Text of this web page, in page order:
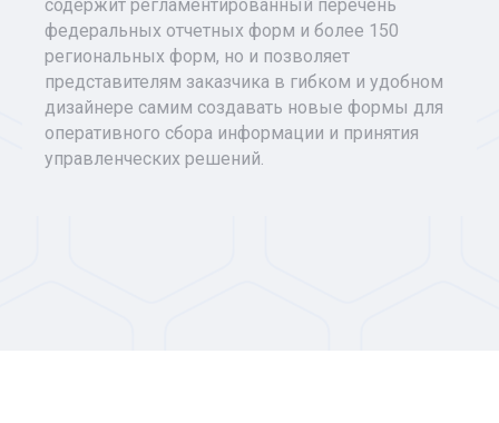
содержит регламентированный перечень
федеральных отчетных форм и более 150
региональных форм, но и позволяет
представителям заказчика в гибком и удобном
дизайнере самим создавать новые формы для
оперативного сбора информации и принятия
управленческих решений.